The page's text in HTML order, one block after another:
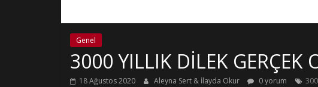
Genel
3000 YILLIK DİLEK GERÇEK
18 Ağustos 2020 Aleyna Sert & İlayda Okur 0 yorum